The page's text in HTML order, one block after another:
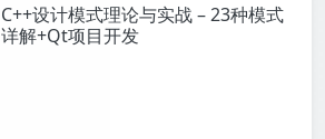
C++设计模式理论与实战 – 23种模式
详解+Qt项目开发